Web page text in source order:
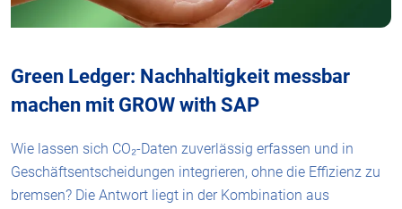
Green Ledger: Nachhaltigkeit messbar
machen mit GROW with SAP
Wie lassen sich CO₂-Daten zuverlässig erfassen und in
Geschäftsentscheidungen integrieren, ohne die Effizienz zu
bremsen? Die Antwort liegt in der Kombination aus